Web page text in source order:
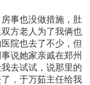
事也没做措施，肚
方老人为了我俩也
院也去了不少，但
说她家亲戚在郑州
去试试，说那里的
，于万茹主任给我